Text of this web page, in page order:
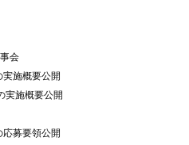
会
施概要公開
実施概要公開
募要領公開